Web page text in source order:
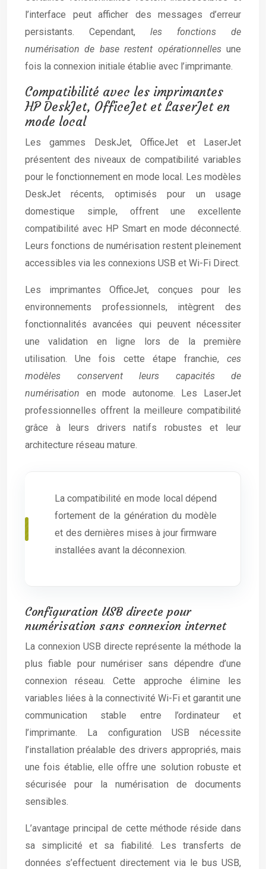
l’interface peut afficher des messages d’erreur
persistants. Cependant, les fonctions de
numérisation de base restent opérationnelles une
fois la connexion initiale établie avec l’imprimante.
Compatibilité avec les imprimantes
HP DeskJet, OfficeJet et LaserJet en
mode local
Les gammes DeskJet, OfficeJet et LaserJet
présentent des niveaux de compatibilité variables
pour le fonctionnement en mode local. Les modèles
DeskJet récents, optimisés pour un usage
domestique simple, offrent une excellente
compatibilité avec HP Smart en mode déconnecté.
Leurs fonctions de numérisation restent pleinement
accessibles via les connexions USB et Wi-Fi Direct.
Les imprimantes OfficeJet, conçues pour les
environnements professionnels, intègrent des
fonctionnalités avancées qui peuvent nécessiter
une validation en ligne lors de la première
utilisation. Une fois cette étape franchie, ces
modèles conservent leurs capacités de
numérisation en mode autonome. Les LaserJet
professionnelles offrent la meilleure compatibilité
grâce à leurs drivers natifs robustes et leur
architecture réseau mature.
La compatibilité en mode local dépend
fortement de la génération du modèle
et des dernières mises à jour firmware
installées avant la déconnexion.
Configuration USB directe pour
numérisation sans connexion internet
La connexion USB directe représente la méthode la
plus fiable pour numériser sans dépendre d’une
connexion réseau. Cette approche élimine les
variables liées à la connectivité Wi-Fi et garantit une
communication stable entre l’ordinateur et
l’imprimante. La configuration USB nécessite
l’installation préalable des drivers appropriés, mais
une fois établie, elle offre une solution robuste et
sécurisée pour la numérisation de documents
sensibles.
L’avantage principal de cette méthode réside dans
sa simplicité et sa fiabilité. Les transferts de
données s’effectuent directement via le bus USB,